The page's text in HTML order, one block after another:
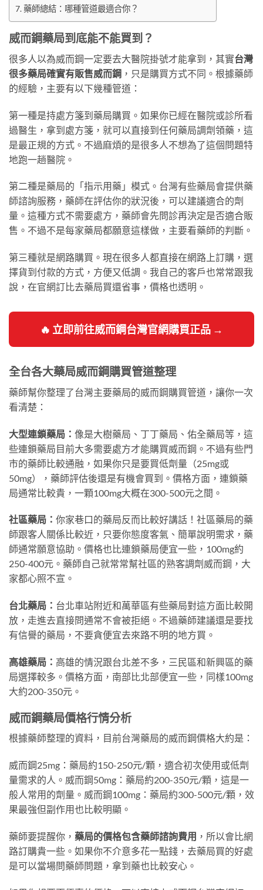
藥師總結：哪種管道最適合你？
威而鋼藥局到底能不能買到？
很多人以為威而鋼一定要去大醫院掛號才能拿到，其實台灣
很多藥局確實有販售威而鋼 ，只是購買方式不同。根據藥師
的經驗，主要有以下幾種管道：
第一種是持處方箋到藥局購買。如果你已經在醫院或診所看
過醫生，拿到處方箋，就可以直接到任何藥局調劑領藥，這
是最正規的方式。不過麻煩的是很多人不想為了這個問題特
地跑一趟醫院。
第二種是藥局的「指示用藥」模式。台灣有些藥局會提供藥
師諮詢服務，藥師在評估你的狀況後，可以建議適合的劑
量。這種方式不需要處方，藥師會先問診再決定是否適合販
售。不過不是每家藥局都願意這樣做，主要看藥師的判斷。
第三種就是網路購買。現在很多人都直接在網路上訂購，選
擇貨到付款的方式，方便又低調。我自己的客戶也常常跟我
說，在官網訂比去藥局買還省事，價格也透明。
🔥 立即前往威而鋼台灣官網購買正品 →
全台各大藥局威而鋼購買管道整理
藥師幫你整理了台灣主要藥局的威而鋼購買管道，讓你一次
看清楚：
大型連鎖藥局： 像是大樹藥局、丁丁藥局、佑全藥局等，這
些連鎖藥局目前大多需要處方才能購買威而鋼。不過有些門
市的藥師比較通融，如果你只是要買低劑量（25mg或
50mg），藥師評估後還是有機會買到。價格方面，連鎖藥
局通常比較貴，一顆100mg大概在300-500元之間。
社區藥局： 你家巷口的藥局反而比較好講話！社區藥局的藥
師跟客人關係比較近，只要你態度客氣、簡單說明需求，藥
師通常願意協助。價格也比連鎖藥局便宜一些，100mg約
250-400元。藥師自己就常常幫社區的熟客調劑威而鋼，大
家都心照不宣。
台北藥局： 台北車站附近和萬華區有些藥局對這方面比較開
放，走進去直接問通常不會被拒絕。不過藥師建議還是要找
有信譽的藥局，不要貪便宜去來路不明的地方買。
高雄藥局： 高雄的情況跟台北差不多，三民區和新興區的藥
局選擇較多。價格方面，南部比北部便宜一些，同樣100mg
大約200-350元。
威而鋼藥局價格行情分析
根據藥師整理的資料，目前台灣藥局的威而鋼價格大約是：
威而鋼25mg：藥局約150-250元/顆，適合初次使用或低劑
量需求的人。威而鋼50mg：藥局約200-350元/顆，這是一
般人常用的劑量。威而鋼100mg：藥局約300-500元/顆，效
果最強但副作用也比較明顯。
藥師要提醒你， 藥局的價格包含藥師諮詢費用 ，所以會比網
路訂購貴一些。如果你不介意多花一點錢，去藥局買的好處
是可以當場問藥師問題，拿到藥也比較安心。